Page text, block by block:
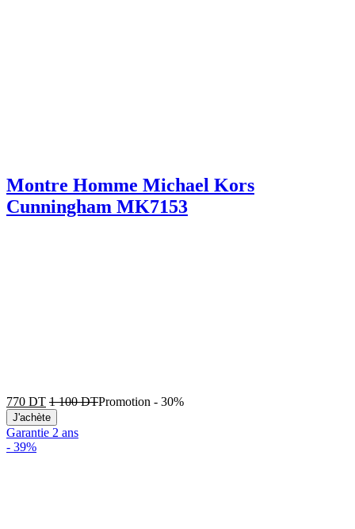
Montre Homme Michael Kors
Cunningham MK7153
770 DT 1 100DTPromotion - 30%
J'achète
Garantie 2 ans
- 39%